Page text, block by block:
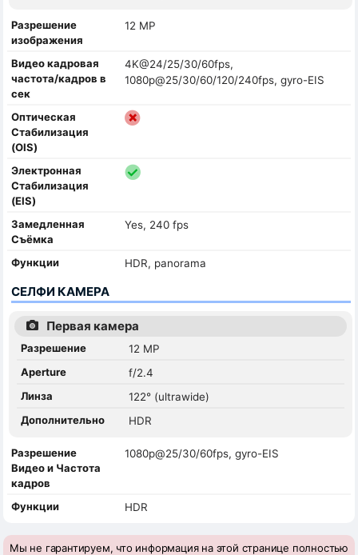
Разрешение
изображения
12 MP
Видео кадровая
частота/кадров в
сек
4K@24/25/30/60fps,
1080p@25/30/60/120/240fps, gyro-EIS
Оптическая
Стабилизация
(OIS)
Электронная
Стабилизация
(EIS)
Замедленная
Съёмка
Yes, 240 fps
Функции HDR, panorama
СЕЛФИ КАМЕРА
Первая камера
Разрешение
12 MP
Aperture
f/2.4
Линза
122° (ultrawide)
Дополнительно
HDR
Разрешение
Видео и Частота
кадров
1080p@25/30/60fps, gyro-EIS
Функции HDR
Мы не гарантируем, что информация на этой странице полностью